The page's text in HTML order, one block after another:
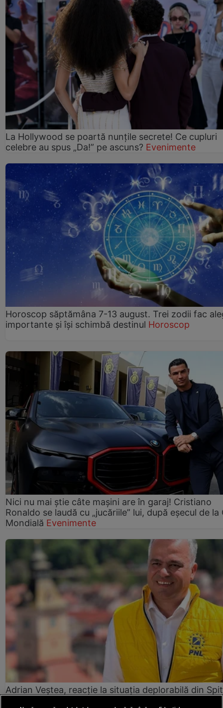
La Hollywood se poartă nunțile secrete! Ce cupluri
celebre au spus „Da!” pe ascuns? Evenimente
Horoscop săptămâna 7-13 august. Trei zodii fac
importante și își schimbă destinul Horoscop
Nici nu mai știe câte mașini are în garaj! Cristiano
Ronaldo se laudă cu „jucăriile” lui, după eșecul de la
Mondială Evenimente
Adrian Veștea, reacție la situația deplorabilă din